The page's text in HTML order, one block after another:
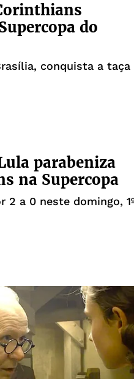
do
conquista a taça
parabeniza
na Supercopa
2 a 0 neste domingo,